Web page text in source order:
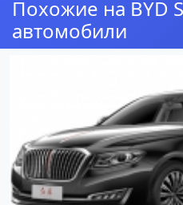
Похожие на BYD
автомобили